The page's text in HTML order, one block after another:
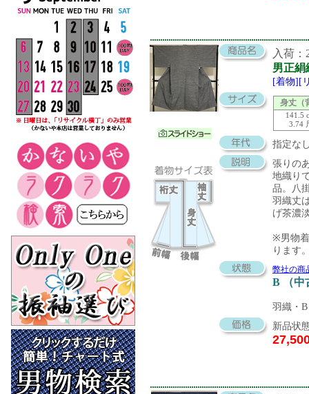
入荷：
男正絹
[着物][
身丈（
141.5
3.74
指定な
張りの
地織り
品。八
羽織丈
げ茶濃
※男物
ります
弊社の商
B （中
羽織・B
新品状